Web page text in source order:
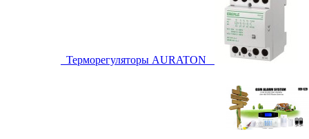
Терморегуляторы AURATON